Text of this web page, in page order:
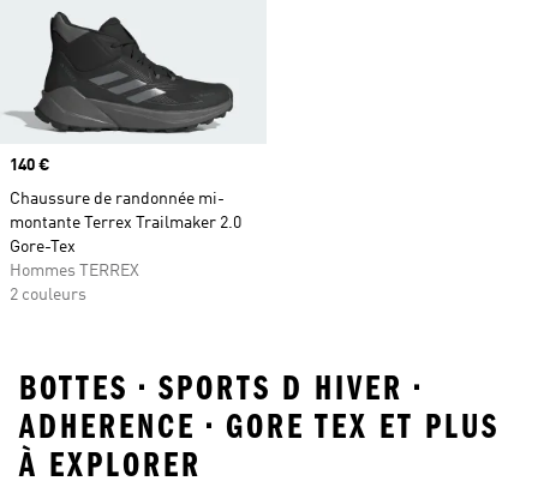
Prix
140 €
Chaussure de randonnée mi-
montante Terrex Trailmaker 2.0
Gore-Tex
Hommes TERREX
2 couleurs
BOTTES • SPORTS D HIVER •
ADHERENCE • GORE TEX ET PLUS
À EXPLORER